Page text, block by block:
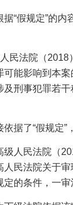
据“假规定”的
民法院（2018
能影响到本案
刑事犯罪若
依据了“假规定”
级人民法院（
民法院关于
的条件，一